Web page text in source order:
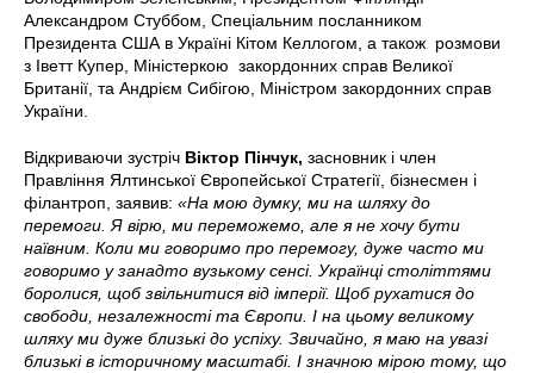
Александром Стуббом, Спеціальним посланником
Президента США в Україні Кітом Келлогом, а також розмови
з Іветт Купер, Міністеркою закордонних справ Великої
Британії, та Андрієм Сибігою, Міністром закордонних справ
України.
Відкриваючи зустріч Віктор Пінчук, засновник і член
Правління Ялтинської Європейської Стратегії, бізнесмен і
філантроп, заявив: «На мою думку, ми на шляху до
перемоги. Я вірю, ми переможемо, але я не хочу бути
наївним. Коли ми говоримо про перемогу, дуже часто ми
говоримо у занадто вузькому сенсі. Українці століттями
боролися, щоб звільнитися від імперії. Щоб рухатися до
свободи, незалежності та Європи. І на цьому великому
шляху ми дуже близькі до успіху. Звичайно, я маю на увазі
близькі в історичному масштабі. І значною мірою тому, що